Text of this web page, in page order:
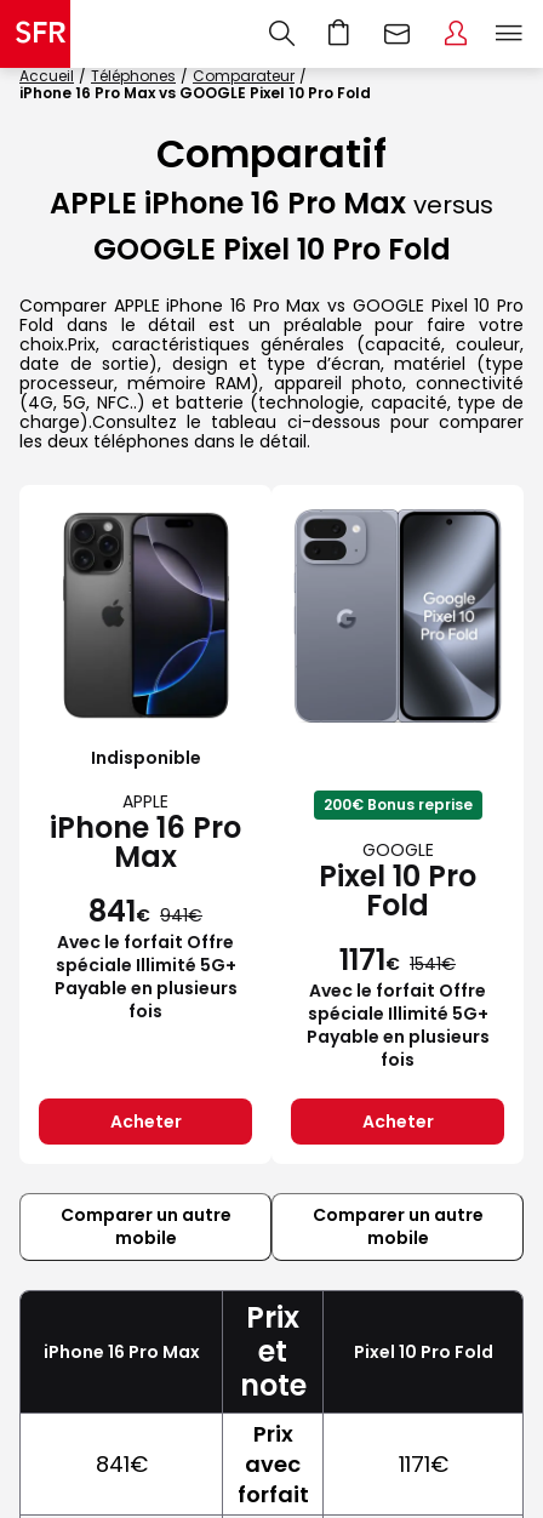
Accueil Téléphones
Comparateur
iPhone 16 Pro Max vs GOOGLE Pixel 10 Pro Fold
Comparatif
APPLE iPhone 16 Pro Max versus
GOOGLE Pixel 10 Pro Fold
Comparer APPLE iPhone 16 Pro Max vs GOOGLE Pixel 10 Pro
Fold dans le détail est un préalable pour faire votre
choix.Prix, caractéristiques générales (capacité, couleur,
date de sortie), design et type d’écran, matériel (type
processeur, mémoire RAM), appareil photo, connectivité
(4G, 5G, NFC..) et batterie (technologie, capacité, type de
charge).Consultez le tableau ci-dessous pour comparer
les deux téléphones dans le détail.
Indisponible
APPLE
iPhone 16 Pro
Max
841€ 941
Avec le forfait Offre
spéciale Illimité 5G+
Payable en plusieurs
fois
Acheter
200€ Bonus reprise
GOOGLE
Pixel 10 Pro
Fold
1171€ 1541
Avec le forfait Offre
spéciale Illimité 5G+
Payable en plusieurs
fois
Acheter
Comparer un autre
mobile
Comparer un autre
mobile
iPhone 16 Pro Max
Prix
et
note
Pixel 10 Pro Fold
841€
Prix
avec
forfait
1171€